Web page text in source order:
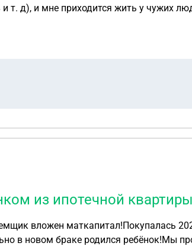
т. д), и мне приходится жить у чужих
в суд, чтоб его выписали и
из ипотечной
вложен маткапитал!Покупалась
в новом браке родился ребёнок!Мы